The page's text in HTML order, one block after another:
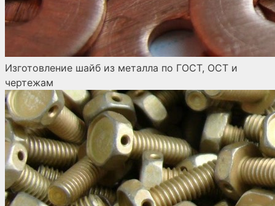
Изготовление шайб из металла по ГОСТ, ОСТ и
чертежам